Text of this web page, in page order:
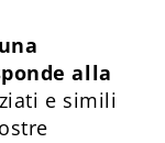
alla
e simili